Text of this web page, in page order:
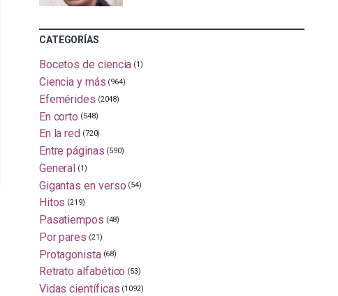
CATEGORÍAS
Bocetos de ciencia (1)
Ciencia y más (964)
Efemérides (2048)
En corto (548)
En la red (720)
Entre páginas (590)
General (1)
Gigantas en verso (54)
Hitos (219)
Pasatiempos (48)
Por pares (21)
Protagonista (68)
Retrato alfabético (53)
Vidas científicas (1092)